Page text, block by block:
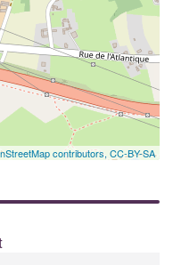
contributors, CC-BY-SA